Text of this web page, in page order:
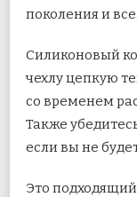
поколения и все.
Силиконовый
чехлу цепкую
со временем
Также
если вы не
Это